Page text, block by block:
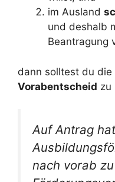
im Ausland
und deshalb
Beantragung
dann solltest du
Vorabentscheid zu
Auf Antrag
nach vorab